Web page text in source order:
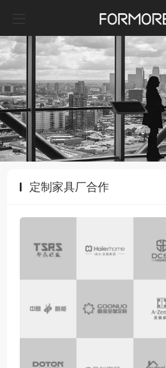
定制家具厂合作